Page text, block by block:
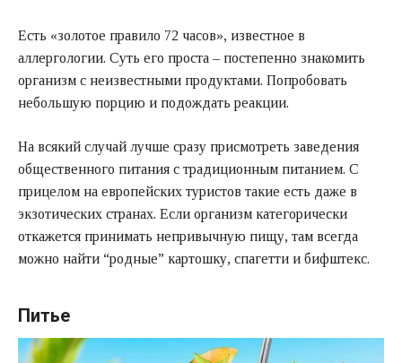
Есть «золотое правило 72 часов», известное в
аллергологии. Суть его проста – постепенно знакомить
организм с неизвестными продуктами. Попробовать
небольшую порцию и подождать реакции.
На всякий случай лучше сразу присмотреть заведения
общественного питания с традиционным питанием. С
прицелом на европейских туристов такие есть даже в
экзотических странах. Если организм категорически
откажется принимать непривычную пищу, там всегда
можно найти “родные” картошку, спагетти и бифштекс.
Питье